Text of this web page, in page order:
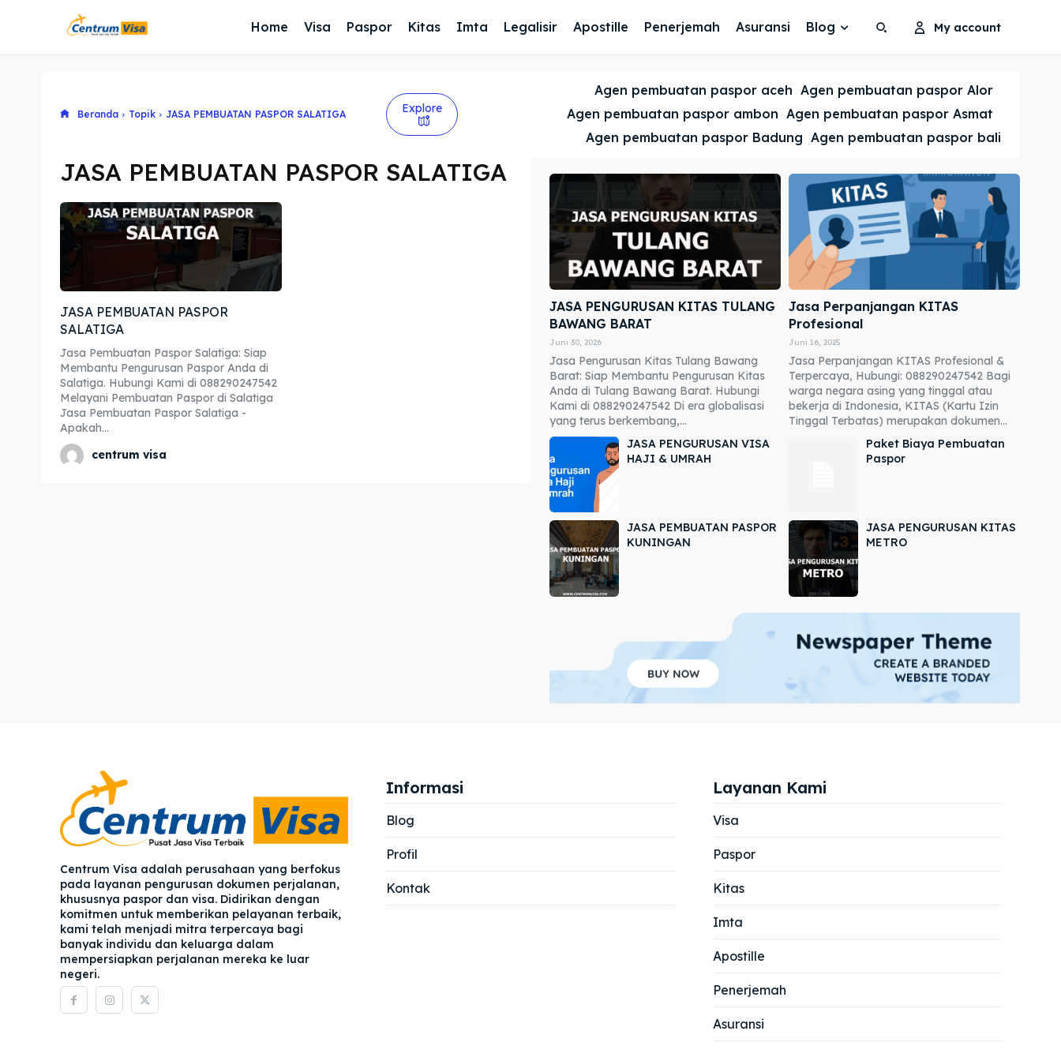
Explore our destinations
Blog
Cari
Explore our destinations
Blog
Cari
Home Visa Paspor Kitas Imta Legalisir Apostille Penerjemah Asuransi Blog My account
Beranda Topik JASA PEMBUATAN PASPOR SALATIGA Explore
Agen pembuatan paspor aceh Agen pembuatan paspor Alor
Agen pembuatan paspor ambon Agen pembuatan paspor Asmat
Agen pembuatan paspor Badung Agen pembuatan paspor bali
JASA PEMBUATAN PASPOR SALATIGA
JASA PEMBUATAN PASPOR
SALATIGA
Jasa Pembuatan Paspor Salatiga: Siap
Membantu Pengurusan Paspor Anda di
Salatiga. Hubungi Kami di 088290247542
Melayani Pembuatan Paspor di Salatiga
Jasa Pembuatan Paspor Salatiga -
Apakah...
centrum visa
JASA PENGURUSAN KITAS TULANG
BAWANG BARAT
Juni 30, 2026
Jasa Pengurusan Kitas Tulang Bawang
Barat: Siap Membantu Pengurusan Kitas
Anda di Tulang Bawang Barat. Hubungi
Kami di 088290247542 Di era globalisasi
yang terus berkembang,...
Jasa Perpanjangan KITAS
Profesional
Juni 16, 2025
Jasa Perpanjangan KITAS Profesional &
Terpercaya, Hubungi: 088290247542 Bagi
warga negara asing yang tinggal atau
bekerja di Indonesia, KITAS (Kartu Izin
Tinggal Terbatas) merupakan dokumen...
JASA PENGURUSAN VISA
HAJI & UMRAH
Paket Biaya Pembuatan
Paspor
JASA PEMBUATAN PASPOR
KUNINGAN
JASA PENGURUSAN KITAS
METRO
Centrum Visa adalah perusahaan yang berfokus
pada layanan pengurusan dokumen perjalanan,
khususnya paspor dan visa. Didirikan dengan
komitmen untuk memberikan pelayanan terbaik,
kami telah menjadi mitra terpercaya bagi
banyak individu dan keluarga dalam
mempersiapkan perjalanan mereka ke luar
negeri.
Informasi
Blog
Profil
Kontak
Layanan Kami
Visa
Paspor
Kitas
Imta
Apostille
Penerjemah
Asuransi